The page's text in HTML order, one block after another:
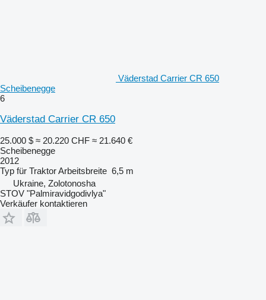
Väderstad Carrier CR 650
Scheibenegge
6
Väderstad Carrier CR 650
25.000 $ ≈ 20.220 CHF ≈ 21.640 €
Scheibenegge
2012
Typ für TraktorArbeitsbreite 6,5 m
Ukraine, Zolotonosha
STOV "Palmiravidgodivlya"
Verkäufer kontaktieren